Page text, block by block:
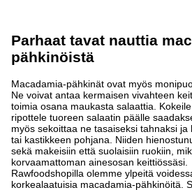
Parhaat tavat nauttia
pähkinöistä
Macadamia-pähkinät ovat myös
Ne voivat antaa kermaisen vivahteen
toimia osana maukasta salaattia.
ripottele tuoreen salaatin päälle
myös sekoittaa ne tasaiseksi tahnaksi ja
tai kastikkeen pohjana. Niiden
sekä makeisiin että suolaisiin ruokiin,
korvaamattoman ainesosan keittiössäsi.
Rawfoodshopilla olemme ylpeitä
korkealaatuisia macadamia-pähkinöitä.